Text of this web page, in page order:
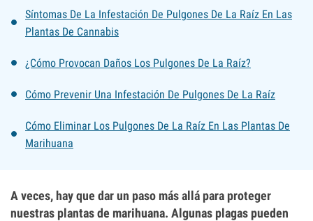
Síntomas De La Infestación De Pulgones De La Raíz En Las
Plantas De Cannabis
¿Cómo Provocan Daños Los Pulgones De La Raíz?
Cómo Prevenir Una Infestación De Pulgones De La Raíz
Cómo Eliminar Los Pulgones De La Raíz En Las Plantas De
Marihuana
A veces, hay que dar un paso más allá para proteger
nuestras plantas de marihuana. Algunas plagas pueden